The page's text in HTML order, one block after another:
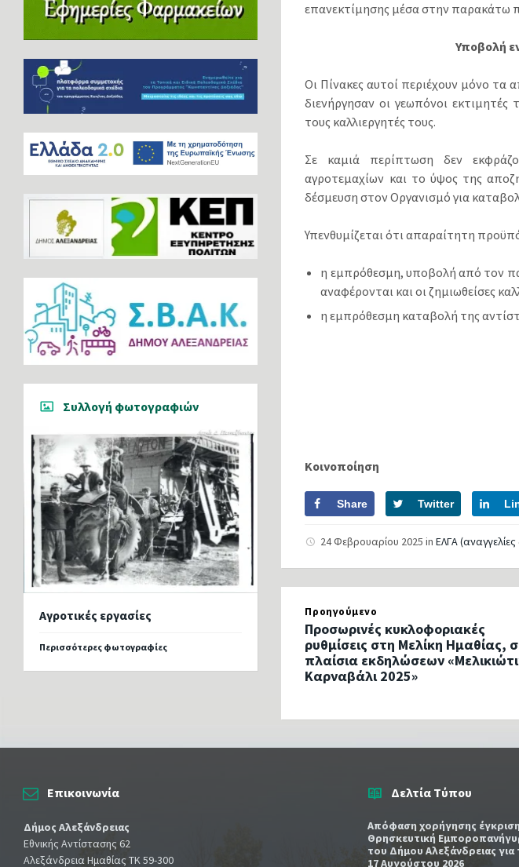
επανεκτίµησης µέσα στην παρακάτω
Υποβολή
Οι Πίνακες αυτοί περιέχουν µόνο
διενήργησαν οι γεωπόνοι
τους καλλιεργητές τους.
Σε καµιά περίπτωση δεν
αγροτεµαχίων και το ύψος της
δέσµευση στον Οργανισµό για
Υπενθυµίζεται ότι απαραίτητη
η εµπρόθεσµη, υποβολή από τον
αναφέρονται και οι ζηµιωθείσες
η εµπρόθεσµη καταβολή της
Κοινοποίηση
Share Twitter
24 Φεβρουαρίου 2025inΕΛΓΑ
Προηγούμενο
Προσωρινές κυκλοφοριακές
ρυθμίσεις στη Μελίκη Ημαθίας,
πλαίσια εκδηλώσεων
Καρναβάλι 2025»
Συλλογή φωτογραφιών
Αγροτικές εργασίες
Περισσότερες φωτογραφίες
Επικοινωνία
Δήμος Αλεξάνδρειας
Εθνικής Αντίστασης 62
Αλεξάνδρεια Ημαθίας ΤΚ 59-300
Δελτία Τύπου
Απόφαση χορήγησης
Θρησκευτική
του Δήμου Αλεξάνδρειας
17 Αυγούστου 2026